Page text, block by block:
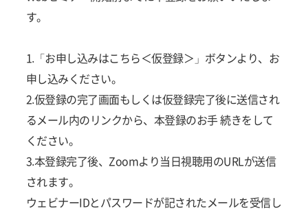
す。
1.「お申し込みはこちら＜仮登録＞」ボタンより、お
申し込みください。
2.仮登録の完了画面もしくは仮登録完了後に送信され
るメール内のリンクから、本登録のお手 続きをして
ください。
3.本登録完了後、Zoomより当日視聴用のURLが送信
されます。
ウェビナーIDとパスワードが記されたメールを受信し